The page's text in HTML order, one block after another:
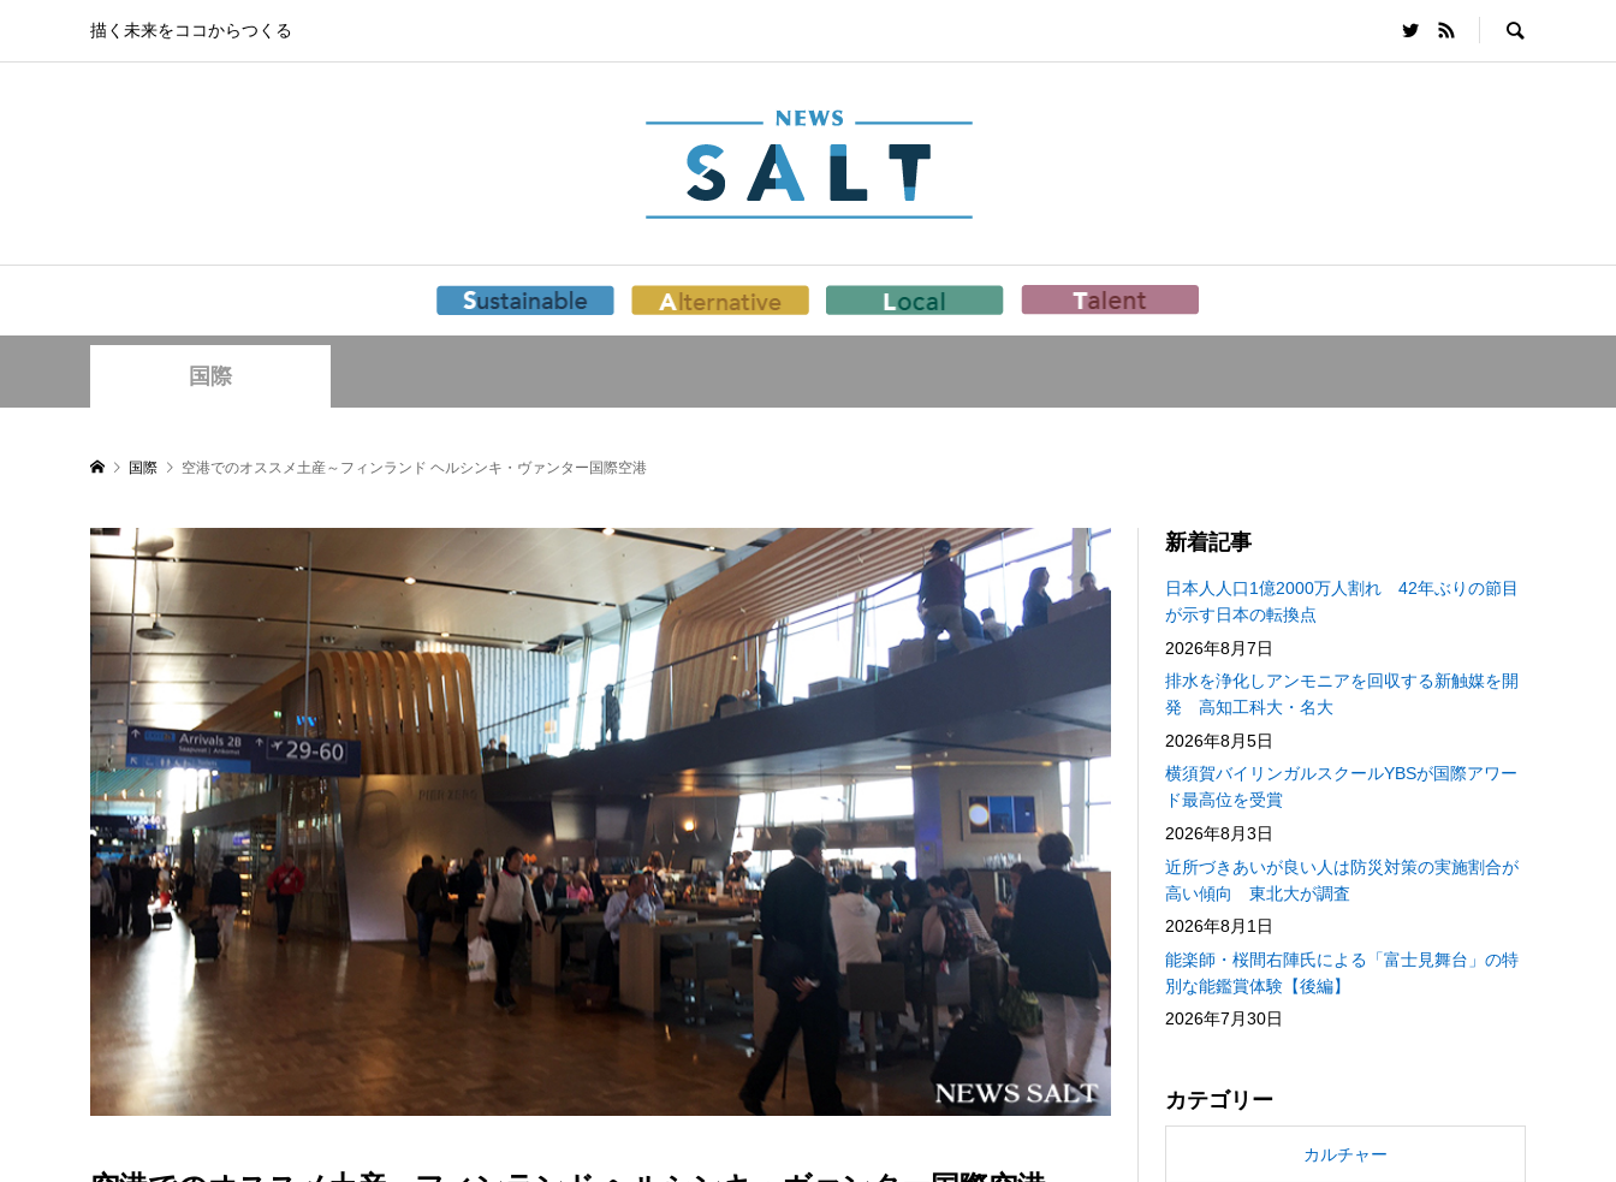
描く未来をココからつくる
国際
国際 空港でのオススメ土産～フィンランド ヘルシンキ・ヴァンター国際空港
新着記事
日本人人口1億2000万人割れ 42年ぶりの節目
が示す日本の転換点
2026年8月7日
排水を浄化しアンモニアを回収する新触媒を開
発 高知工科大・名大
2026年8月5日
横須賀バイリンガルスクールYBSが国際アワー
ド最高位を受賞
2026年8月3日
近所づきあいが良い人は防災対策の実施割合が
高い傾向 東北大が調査
2026年8月1日
能楽師・桜間右陣氏による「富士見舞台」の特
別な能鑑賞体験【後編】
2026年7月30日
カテゴリー
カルチャー